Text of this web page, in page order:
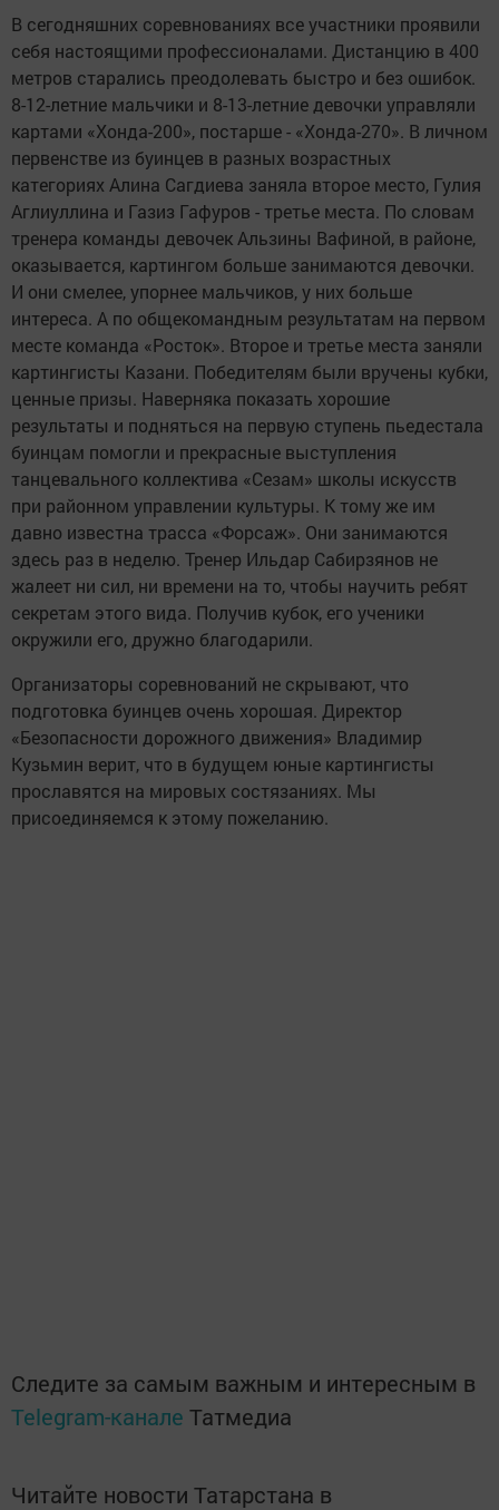
В сегодняшних соревнованиях все участники проявили
себя настоящими профессионалами. Дистанцию в 400
метров старались преодолевать быстро и без ошибок.
8-12-летние мальчики и 8-13-летние девочки управляли
картами «Хонда-200», постарше - «Хонда-270». В личном
первенстве из буинцев в разных возрастных
категориях Алина Сагдиева заняла второе место, Гулия
Аглиуллина и Газиз Гафуров - третье места. По словам
тренера команды девочек Альзины Вафиной, в районе,
оказывается, картингом больше занимаются девочки.
И они смелее, упорнее мальчиков, у них больше
интереса. А по общекомандным результатам на первом
месте команда «Росток». Второе и третье места заняли
картингисты Казани. Победителям были вручены кубки,
ценные призы. Наверняка показать хорошие
результаты и подняться на первую ступень пьедестала
буинцам помогли и прекрасные выступления
танцевального коллектива «Сезам» школы искусств
при районном управлении культуры. К тому же им
давно известна трасса «Форсаж». Они занимаются
здесь раз в неделю. Тренер Ильдар Сабирзянов не
жалеет ни сил, ни времени на то, чтобы научить ребят
секретам этого вида. Получив кубок, его ученики
окружили его, дружно благодарили.
Организаторы соревнований не скрывают, что
подготовка буинцев очень хорошая. Директор
«Безопасности дорожного движения» Владимир
Кузьмин верит, что в будущем юные картингисты
прославятся на мировых состязаниях. Мы
присоединяемся к этому пожеланию.
Следите за самым важным и интересным в
Telegram-канале Татмедиа
Читайте новости Татарстана в